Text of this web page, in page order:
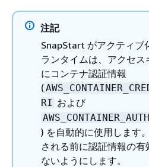
注記
SnapStart がアクティブ
ランタイムは、アクセス
にコンテナ認証情報
(
RI および
) を自動的に使用します
される前に認証情報の
ないようにします。